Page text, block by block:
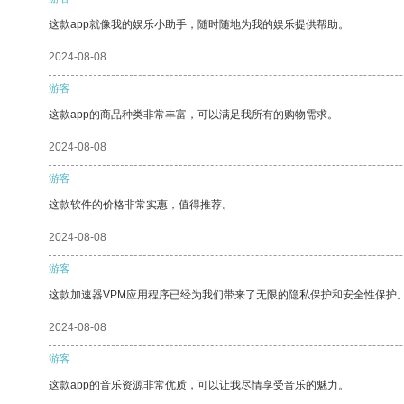
这款app就像我的娱乐小助手，随时随地为我的娱乐提供帮助。
2024-08-08
游客
这款app的商品种类非常丰富，可以满足我所有的购物需求。
2024-08-08
游客
这款软件的价格非常实惠，值得推荐。
2024-08-08
游客
这款加速器VPM应用程序已经为我们带来了无限的隐私保护和安全性保护
2024-08-08
游客
这款app的音乐资源非常优质，可以让我尽情享受音乐的魅力。